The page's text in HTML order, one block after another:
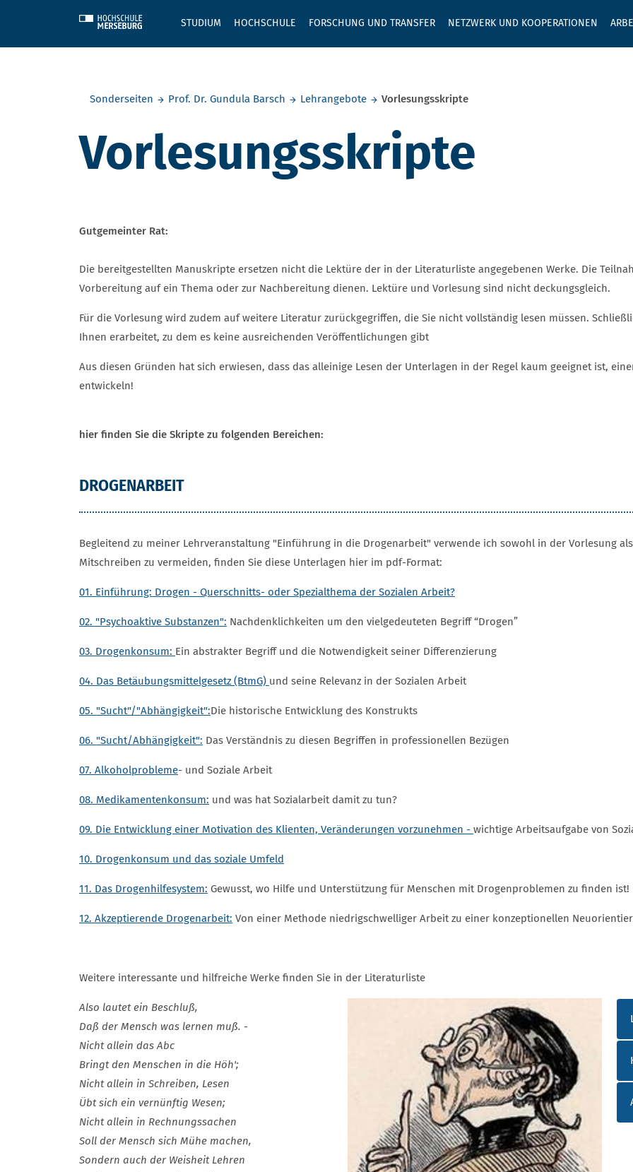
STUDIUM HOCHSCHULE FORSCHUNG UND TRANSFER NETZWERK UND KOOPERATIONEN
GEBEN SIE
Sonderseiten
Prof. Dr. Gundula Barsch Lehrangebote Vorlesungsskripte
Vorlesungsskripte
Gutgemeinter Rat:
Die bereitgestellten Manuskripte ersetzen nicht die Lektüre der in der Literaturliste angegebenen Werke. Die
Vorbereitung auf ein Thema oder zur Nachbereitung dienen. Lektüre und Vorlesung sind nicht deckungsgleich.
Für die Vorlesung wird zudem auf weitere Literatur zurückgegriffen, die Sie nicht vollständig lesen müssen.
Ihnen erarbeitet, zu dem es keine ausreichenden Veröffentlichungen gibt
Aus diesen Gründen hat sich erwiesen, dass das alleinige Lesen der Unterlagen in der Regel kaum geeignet ist,
entwickeln!
hier finden Sie die Skripte zu folgenden Bereichen:
DROGENARBEIT
Begleitend zu meiner Lehrveranstaltung "Einführung in die Drogenarbeit" verwende ich sowohl in der Vorlesung
Mitschreiben zu vermeiden, finden Sie diese Unterlagen hier im pdf-Format:
01. Einführung: Drogen - Querschnitts- oder Spezialthema der Sozialen Arbeit?
02. "Psychoaktive Substanzen": Nachdenklichkeiten um den vielgedeuteten Begriff “Drogen”
03. Drogenkonsum: Ein abstrakter Begriff und die Notwendigkeit seiner Differenzierung
04. Das Betäubungsmittelgesetz (BtmG) und seine Relevanz in der Sozialen Arbeit
05. "Sucht"/"Abhängigkeit":Die historische Entwicklung des Konstrukts
06. "Sucht/Abhängigkeit": Das Verständnis zu diesen Begriffen in professionellen Bezügen
07. Alkoholprobleme- und Soziale Arbeit
08. Medikamentenkonsum: und was hat Sozialarbeit damit zu tun?
09. Die Entwicklung einer Motivation des Klienten, Veränderungen vorzunehmen - wichtige Arbeitsaufgabe von
10. Drogenkonsum und das soziale Umfeld
11. Das Drogenhilfesystem: Gewusst, wo Hilfe und Unterstützung für Menschen mit Drogenproblemen zu finden ist!
12. Akzeptierende Drogenarbeit: Von einer Methode niedrigschwelliger Arbeit zu einer konzeptionellen
Weitere interessante und hilfreiche Werke finden Sie in der Literaturliste
Also lautet ein Beschluß,
Daß der Mensch was lernen muß. -
Nicht allein das Abc
Bringt den Menschen in die Höh';
Nicht allein in Schreiben, Lesen
Übt sich ein vernünftig Wesen;
Nicht allein in Rechnungssachen
Soll der Mensch sich Mühe machen,
Sondern auch der Weisheit Lehren